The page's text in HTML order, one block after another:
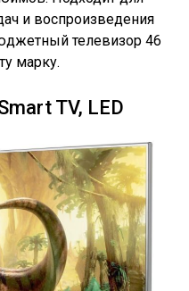
и воспроизведения
телевизор 46
марку.
TV, LED